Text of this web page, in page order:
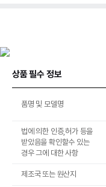
상품 필수 정보
품명 및 모델명
법에 의한 인증,허가 등을
받았음을 확인할수 있는
경우 그에 대한 사항
제조국 또는 원산지